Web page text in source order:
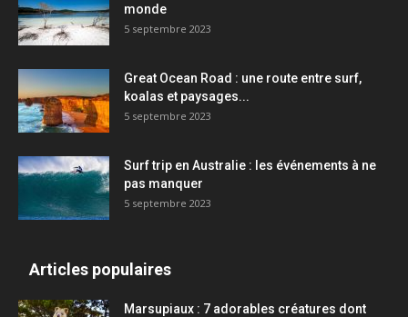
monde
5 septembre 2023
Great Ocean Road : une route entre surf,
koalas et paysages...
5 septembre 2023
Surf trip en Australie : les événements à ne
pas manquer
5 septembre 2023
Articles populaires
Marsupiaux : 7 adorables créatures dont